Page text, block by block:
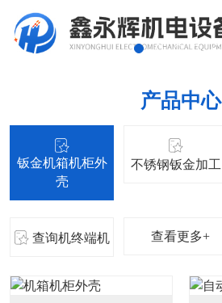
产品中心
钣金机箱机柜外
壳
不锈钢钣金加工
查询机终端机 查看更多+